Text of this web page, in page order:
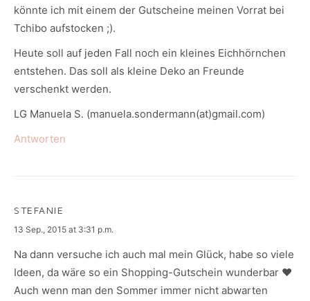
könnte ich mit einem der Gutscheine meinen Vorrat bei
Tchibo aufstocken ;).
Heute soll auf jeden Fall noch ein kleines Eichhörnchen
entstehen. Das soll als kleine Deko an Freunde
verschenkt werden.
LG Manuela S. (manuela.sondermann(at)gmail.com)
Antworten
STEFANIE
says:
13 Sep., 2015 at 3:31 p.m.
Na dann versuche ich auch mal mein Glück, habe so viele
Ideen, da wäre so ein Shopping-Gutschein wunderbar ♥
Auch wenn man den Sommer immer nicht abwarten